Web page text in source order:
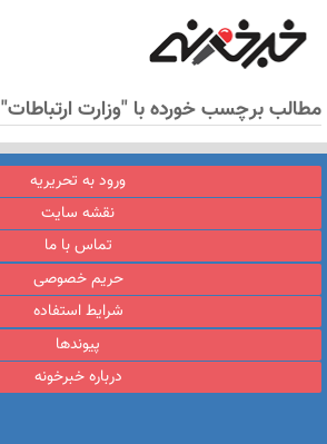
مطالب برچسب خورده با "وزارت ارتباطات"
ورود به تحریریه
نقشه سایت
تماس با ما
حریم خصوصی
شرایط استفاده
پیوندها
درباره خبرخونه